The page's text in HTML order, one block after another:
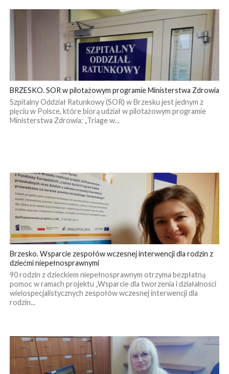
BRZESKO. SOR w pilotażowym programie Ministerstwa Zdrowia
Szpitalny Oddział Ratunkowy (SOR) w Brzesku jest jednym z
pięciu w Polsce, które biorą udział w pilotażowym programie
Ministerstwa Zdrowia: „Triage w...
Brzesko. Wsparcie zespołów wczesnej interwencji dla rodzin z
dziećmi niepełnosprawnymi
90 rodzin z dzieckiem niepełnosprawnym otrzyma bezpłatną
pomoc w ramach projektu „Wsparcie dla tworzenia i działalności
wielospecjalistycznych zespołów wczesnej interwencji dla
rodzin...